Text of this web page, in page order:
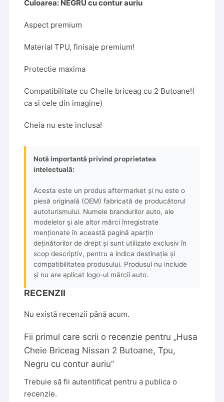
Culoarea: NEGRU cu contur auriu
Aspect premium
Material TPU, finisaje premium!
Protectie maxima
Compatibilitate cu Cheile briceag cu 2 Butoane!(
ca si cele din imagine)
Cheia nu este inclusa!
Notă importantă privind proprietatea
intelectuală:
Acesta este un produs aftermarket și nu este o
piesă originală (OEM) fabricată de producătorul
autoturismului. Numele brandurilor auto, ale
modelelor și ale altor mărci înregistrate
menționate în această pagină aparțin
deținătorilor de drept și sunt utilizate exclusiv în
scop descriptiv, pentru a indica destinația și
compatibilitatea produsului. Produsul nu include
și nu are aplicat logo-ul mărcii auto.
RECENZII
Nu există recenzii până acum.
Fii primul care scrii o recenzie pentru „Husa
Cheie Briceag Nissan 2 Butoane, Tpu,
Negru cu contur auriu”
Trebuie să fiiautentificat pentru a publica o
recenzie.